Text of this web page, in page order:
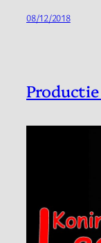
08/12/2018